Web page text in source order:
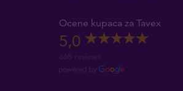
Ocene kupaca za Tavex
5,0
668 reviews